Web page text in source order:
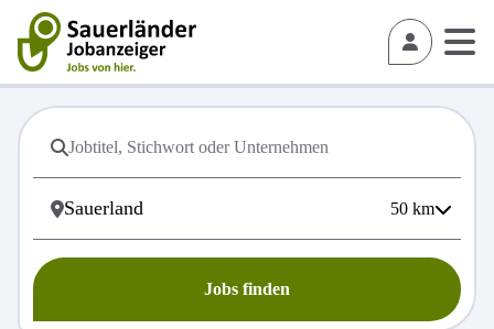
50 km
Jobs finden